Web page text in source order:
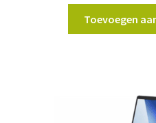
Toevoegen